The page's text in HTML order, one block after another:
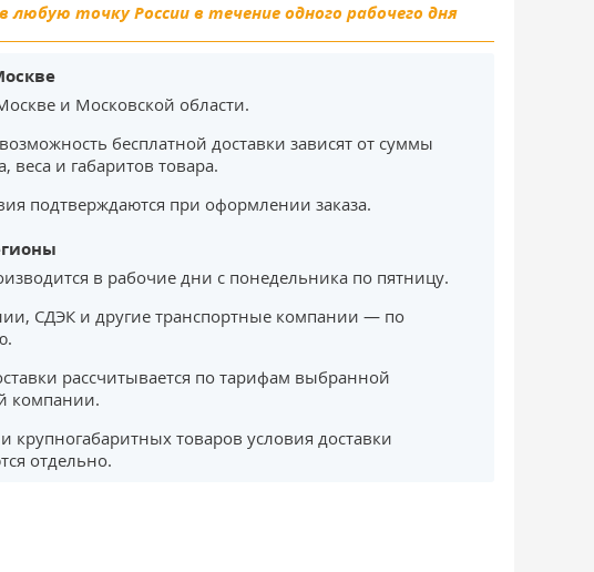
любую точку России в течение одного рабочего дня
и Московской области.
бесплатной доставки зависят от суммы
веса и габаритов товара.
подтверждаются при оформлении заказа.
в рабочие дни с понедельника по пятницу.
СДЭК и другие транспортные компании — по
рассчитывается по тарифам выбранной
компании.
крупногабаритных товаров условия доставки
отдельно.